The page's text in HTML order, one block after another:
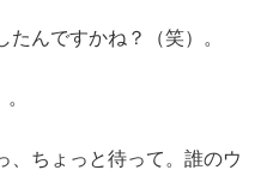
たんですかね？（笑）。
ちょっと待って。誰のウ